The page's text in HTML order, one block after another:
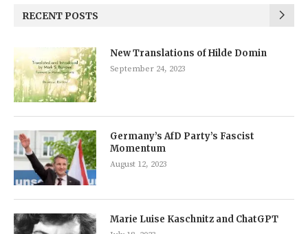
RECENT POSTS
New Translations of Hilde Domin
September 24, 2023
Germany’s AfD Party’s Fascist
Momentum
August 12, 2023
Marie Luise Kaschnitz and ChatGPT